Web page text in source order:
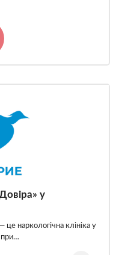
у
це наркологічна клініка у
при…